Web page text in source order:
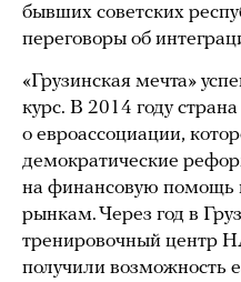
бывших советских
переговоры об
«Грузинская мечта»
курс. В 2014 году страна
о евроассоциации,
демократические
на финансовую помощь
рынкам. Через год в
тренировочный центр
получили возможность